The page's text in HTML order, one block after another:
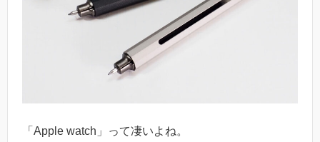
「Apple watch」って凄いよね。